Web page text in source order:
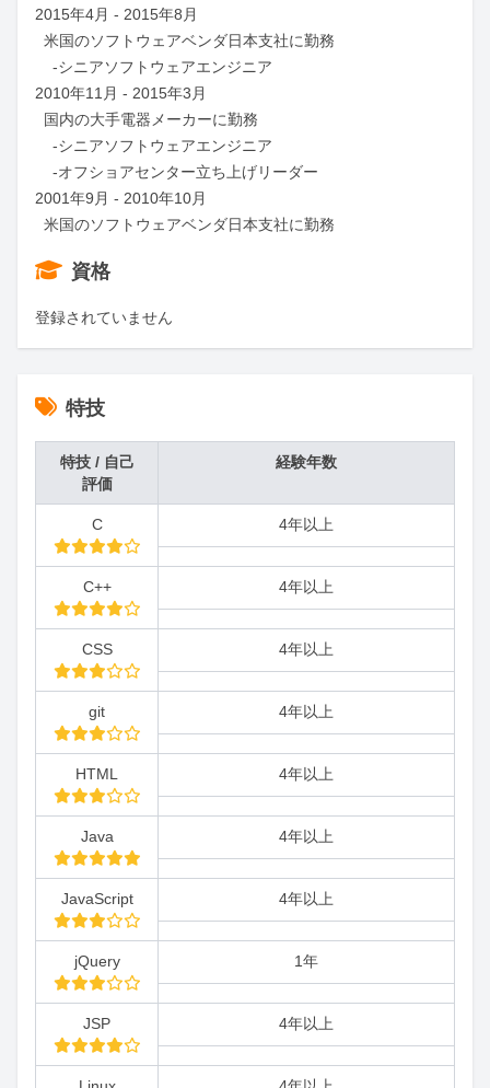
2015年4月 - 2015年8月
2010年11月 - 2015年3月
2001年9月 - 2010年10月
  米国のソフトウェアベンダ日本支社に勤務
資格
登録されていません
特技
特技 / 自己
評価
経験年数
C 4年以上
C++ 4年以上
CSS 4年以上
git 4年以上
HTML 4年以上
Java 4年以上
JavaScript 4年以上
jQuery 1年
JSP 4年以上